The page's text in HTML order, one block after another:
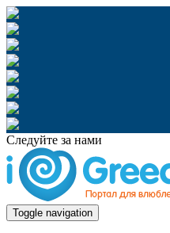
Следуйте за нами
Toggle navigation